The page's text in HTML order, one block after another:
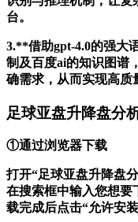
台。
3.**借助gpt-4.0的强大
制及百度ai的知识图谱
确需求，从而实现高质
足球亚盘升降盘分
①通过浏览器下载
打开“足球亚盘升降盘
在搜索框中输入您想要
载完成后点击“允许安装